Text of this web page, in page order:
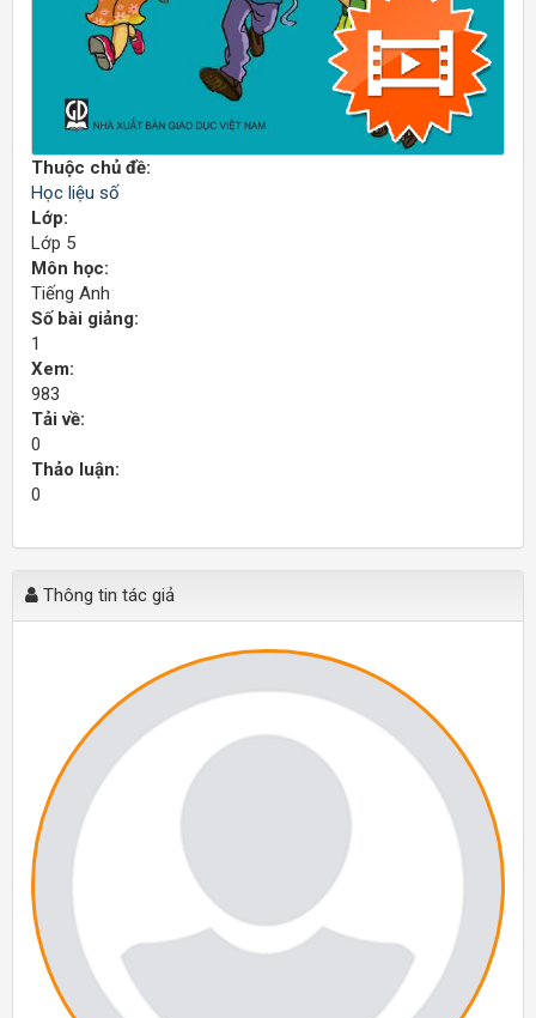
Thuộc chủ đề:
Học liệu số
Lớp:
Lớp 5
Môn học:
Tiếng Anh
Số bài giảng:
1
Xem:
983
Tải về:
0
Thảo luận:
0
Thông tin tác giả